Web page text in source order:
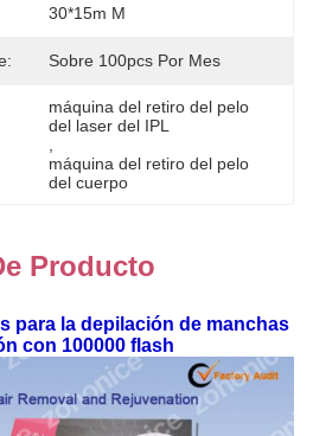
30*15m M
Sobre 100pcs Por Mes
máquina del retiro del pelo
del laser del IPL
máquina del retiro del pelo
del cuerpo
Producto
para la depilación de manchas
con 100000 flash